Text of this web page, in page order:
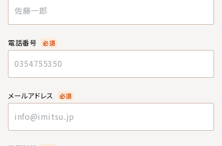
電話番号 必須
メールアドレス 必須